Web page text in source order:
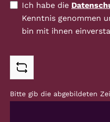
Ich habe die
Kenntnis genommen
bin mit ihnen
Bitte gib die abgebildeten